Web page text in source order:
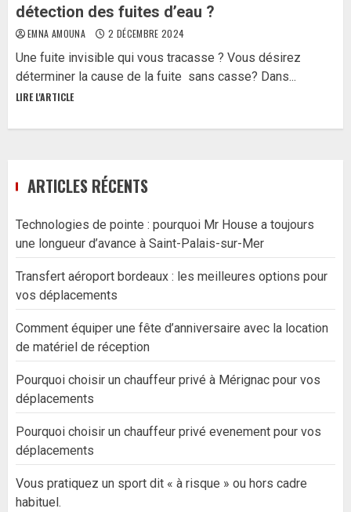
détection des fuites d’eau ?
EMNA AMOUNA 2 DÉCEMBRE 2024
Une fuite invisible qui vous tracasse ? Vous désirez
déterminer la cause de la fuite sans casse? Dans...
LIRE L'ARTICLE
ARTICLES RÉCENTS
Technologies de pointe : pourquoi Mr House a toujours
une longueur d’avance à Saint-Palais-sur-Mer
Transfert aéroport bordeaux : les meilleures options pour
vos déplacements
Comment équiper une fête d’anniversaire avec la location
de matériel de réception
Pourquoi choisir un chauffeur privé à Mérignac pour vos
déplacements
Pourquoi choisir un chauffeur privé evenement pour vos
déplacements
Vous pratiquez un sport dit « à risque » ou hors cadre
habituel.